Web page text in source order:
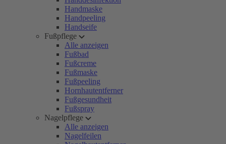
Handmaske
Handpeeling
Handseife
Fußpflege
Alle anzeigen
Fußbad
Fußcreme
Fußmaske
Fußpeeling
Hornhautentferner
Fußgesundheit
Fußspray
Nagelpflege
Alle anzeigen
Nagelfeilen